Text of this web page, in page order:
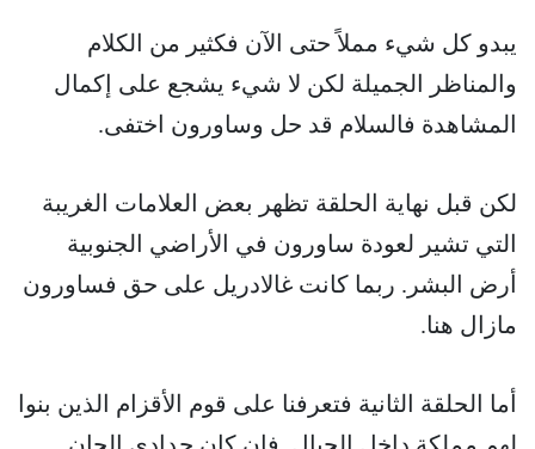
يبدو كل شيء مملاً حتى الآن فكثير من الكلام
والمناظر الجميلة لكن لا شيء يشجع على إكمال
المشاهدة فالسلام قد حل وساورون اختفى.
لكن قبل نهاية الحلقة تظهر بعض العلامات الغريبة
التي تشير لعودة ساورون في الأراضي الجنوبية
أرض البشر. ربما كانت غالادريل على حق فساورون
مازال هنا.
أما الحلقة الثانية فتعرفنا على قوم الأقزام الذين بنوا